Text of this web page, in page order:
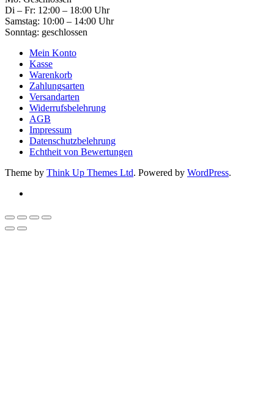
Di – Fr: 12:00 – 18:00 Uhr
Samstag: 10:00 – 14:00 Uhr
Sonntag: geschlossen
Mein Konto
Kasse
Warenkorb
Zahlungsarten
Versandarten
Widerrufsbelehrung
AGB
Impressum
Datenschutzbelehrung
Echtheit von Bewertungen
Theme by Think Up Themes Ltd. Powered by WordPress.